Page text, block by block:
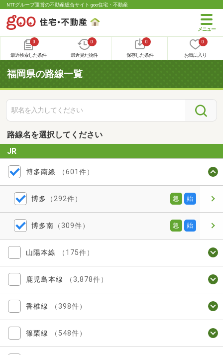
NTTグループ運営の不動産総合サイト goo住宅・不動産
0
最近検索した条件
0
最近見た物件
0
保存した条件
0
お気に入り
福岡県の路線一覧
路線名を選択してください
JR
博多南線 （601件）
博多 （292件） 急 始
博多南 （309件） 急 始
山陽本線 （175件）
鹿児島本線 （3,878件）
香椎線 （398件）
篠栗線 （548件）